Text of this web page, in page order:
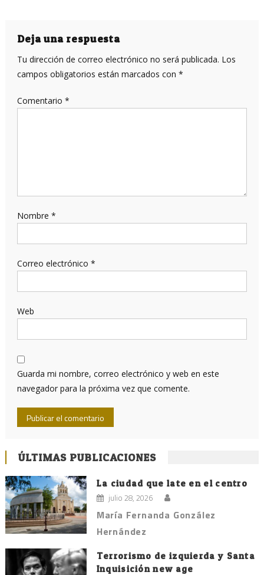
Deja una respuesta
Tu dirección de correo electrónico no será publicada. Los
campos obligatorios están marcados con *
Comentario *
Nombre *
Correo electrónico *
Web
Guarda mi nombre, correo electrónico y web en este
navegador para la próxima vez que comente.
ÚLTIMAS PUBLICACIONES
La ciudad que late en el centro
julio 28, 2026
María Fernanda González
Hernández
Terrorismo de izquierda y Santa
Inquisición new age